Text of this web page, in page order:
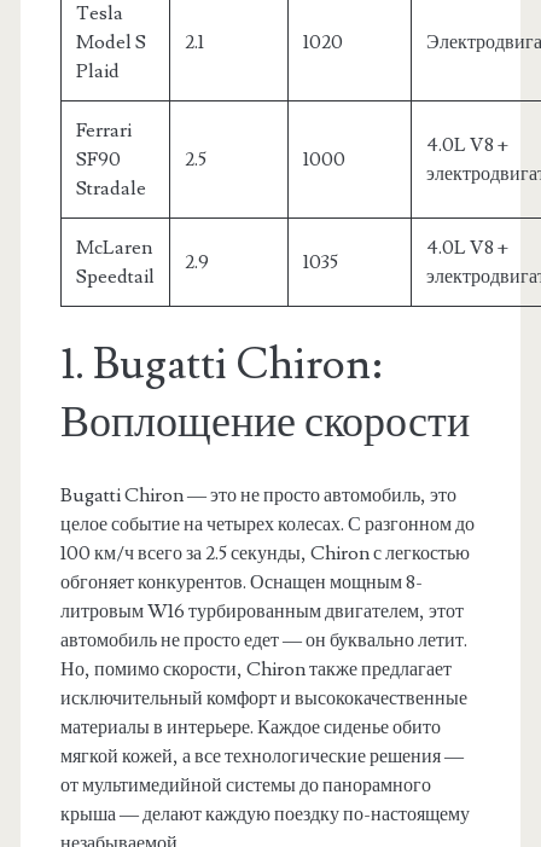
Tesla
Model S
Plaid
2.1 1020
Ferrari
SF90
Stradale
2.5 1000
4.0L V8 +
McLaren
Speedtail
2.9 1035
4.0L V8 +
1. Bugatti Chiron:
Воплощение скорости
Bugatti Chiron — это не просто автомобиль, это
целое событие на четырех колесах. С разгонном до
100 км/ч всего за 2.5 секунды, Chiron с легкостью
обгоняет конкурентов. Оснащен мощным 8-
литровым W16 турбированным двигателем, этот
автомобиль не просто едет — он буквально летит.
Но, помимо скорости, Chiron также предлагает
исключительный комфорт и высококачественные
материалы в интерьере. Каждое сиденье обито
мягкой кожей, а все технологические решения —
от мультимедийной системы до панорамного
крыша — делают каждую поездку по-настоящему